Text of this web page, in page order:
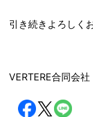
引き続きよろしく
VERTERE合同会